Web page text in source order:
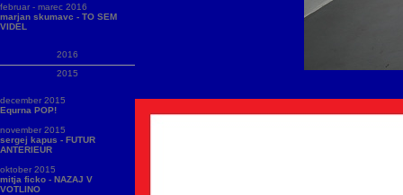
februar - marec 2016
marjan skumavc - TO SEM
VIDEL
2016
2015
december 2015
Equrna POP!
november 2015
sergej kapus - FUTUR
ANTERIEUR
oktober 2015
mitja ficko - NAZAJ V
VOTLINO